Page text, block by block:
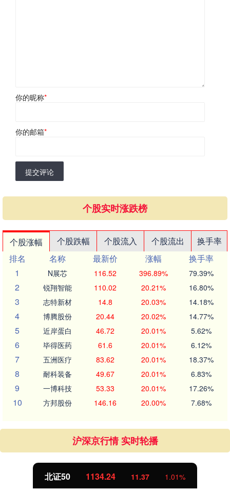
你的昵称*
你的邮箱*
提交评论
个股实时涨跌榜
个股涨幅 个股跌幅 个股流入 个股流出
换手率
排名
名称 最新价 涨幅
换手率
1
N展芯 116.52 396.89% 79.39%
2 锐翔智能 110.02 20.21% 16.80%
3 志特新材 14.8 20.03% 14.18%
4 博腾股份 20.44 20.02% 14.77%
5 近岸蛋白 46.72 20.01% 5.62%
6 毕得医药 61.6 20.01% 6.12%
7 五洲医疗 83.62 20.01% 18.37%
8 耐科装备 49.67 20.01% 6.83%
9 一博科技 53.33 20.01% 17.26%
10 方邦股份 146.16 20.00% 7.68%
沪深京行情 实时轮播
北证50 1134.24 11.37 1.01%